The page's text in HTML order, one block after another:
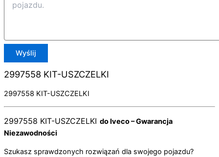
Wyślij
2997558 KIT-USZCZELKI
2997558 KIT-USZCZELKI
2997558 KIT-USZCZELKI do Iveco – Gwarancja
Niezawodności
Szukasz sprawdzonych rozwiązań dla swojego pojazdu?